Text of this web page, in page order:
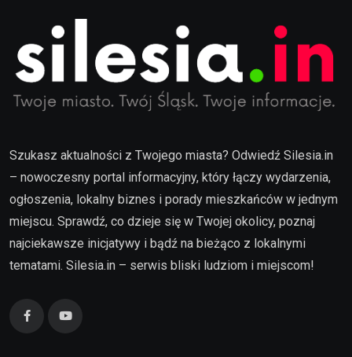
Szukasz aktualności z Twojego miasta? Odwiedź Silesia.in
– nowoczesny portal informacyjny, który łączy wydarzenia,
ogłoszenia, lokalny biznes i porady mieszkańców w jednym
miejscu. Sprawdź, co dzieje się w Twojej okolicy, poznaj
najciekawsze inicjatywy i bądź na bieżąco z lokalnymi
tematami. Silesia.in – serwis bliski ludziom i miejscom!